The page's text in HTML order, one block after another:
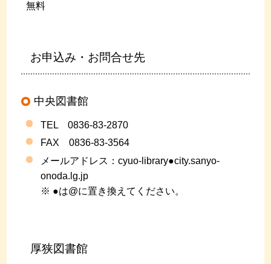
無料
お申込み・お問合せ先
中央図書館
TEL 0836-83-2870
FAX 0836-83-3564
メールアドレス：cyuo-library●city.sanyo-
onoda.lg.jp
※ ●は@に置き換えてください。
厚狭図書館